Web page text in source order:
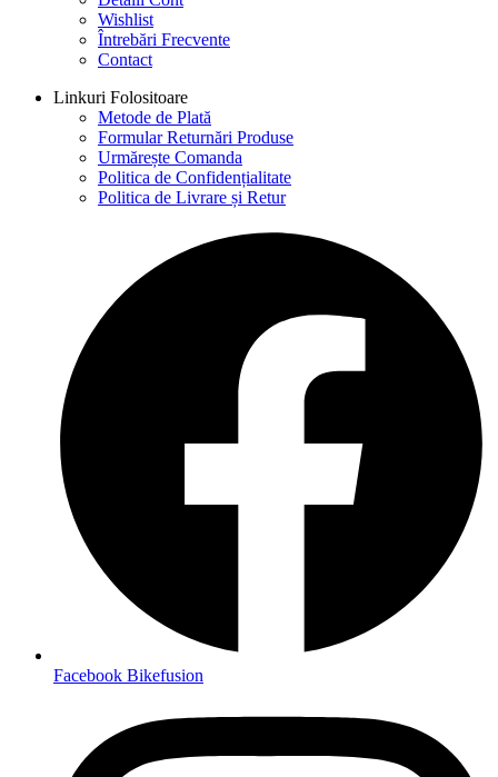
Wishlist
Întrebări Frecvente
Contact
Linkuri Folositoare
Metode de Plată
Formular Returnări Produse
Urmărește Comanda
Politica de Confidențialitate
Politica de Livrare și Retur
Facebook Bikefusion